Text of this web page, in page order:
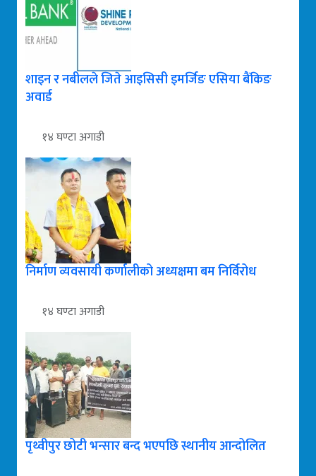
शाइन र नबीलले जिते आइसिसी इमर्जिङ एसिया बैंकिङ
अवार्ड
१४ घण्टा अगाडी
निर्माण व्यवसायी कर्णालीको अध्यक्षमा बम निर्विरोध
१४ घण्टा अगाडी
पृथ्वीपुर छोटी भन्सार बन्द भएपछि स्थानीय आन्दोलित